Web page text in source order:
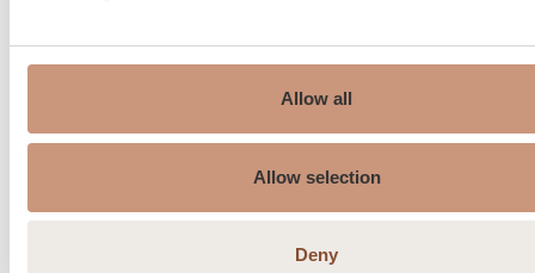
Allow all
Allow selection
Deny